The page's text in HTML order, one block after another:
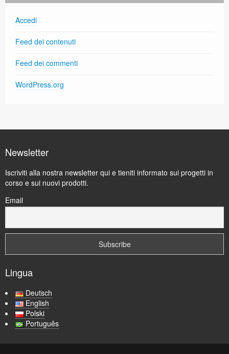
Accedi
Feed dei contenuti
Feed dei commenti
WordPress.org
Newsletter
Iscriviti alla nostra newsletter qui e tieniti informato sui progetti in
corso e sui nuovi prodotti.
Email
Lingua
Deutsch
English
Polski
Português